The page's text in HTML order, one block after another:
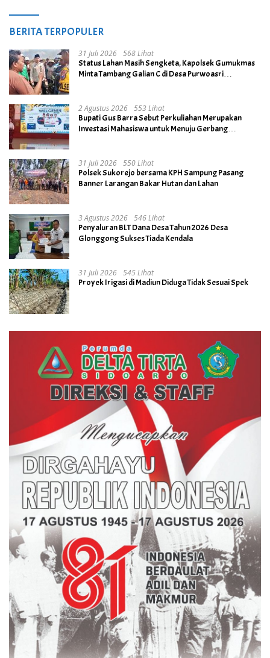
BERITA TERPOPULER
31 Juli 2026 568 Lihat
Status Lahan Masih Sengketa, Kapolsek Gumukmas
Minta Tambang Galian C di Desa Purwoasri
2 Agustus 2026 553 Lihat
Bupati Gus Barra Sebut Perkuliahan Merupakan
Investasi Mahasiswa untuk Menuju Gerbang
31 Juli 2026 550 Lihat
Polsek Sukorejo bersama KPH Sampung Pasang
Banner Larangan Bakar Hutan dan Lahan
3 Agustus 2026 546 Lihat
Penyaluran BLT Dana Desa Tahun 2026 Desa
Glonggong Sukses Tiada Kendala
31 Juli 2026 545 Lihat
Proyek Irigasi di Madiun Diduga Tidak Sesuai Spek